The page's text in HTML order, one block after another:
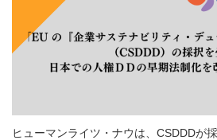
ヒューマンライツ・ナウは、CSDDDが